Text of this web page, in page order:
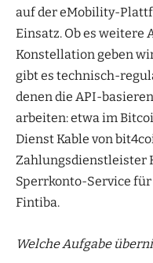
auf der eMobility-
Einsatz. Ob es weitere
Konstellation geben
gibt es technisch-
denen die API-
arbeiten: etwa im
Dienst Kable von
Zahlungsdienstleister
Sperrkonto-Service
Fintiba.
Welche Aufgabe